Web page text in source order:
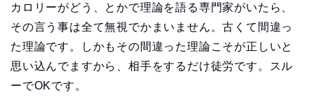
カロリーがどう、とかで理論を語る専門家がいたら、
その言う事は全て無視でかまいません。古くて間違っ
た理論です。しかもその間違った理論こそが正しいと
思い込んでますから、相手をするだけ徒労です。スル
ーでOKです。